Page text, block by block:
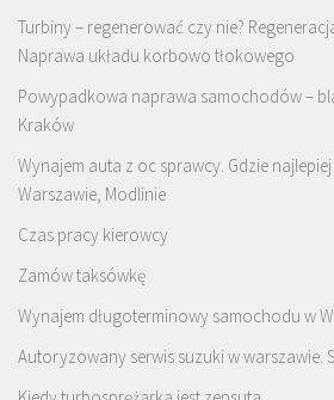
Turbiny – regenerować czy nie?
Naprawa układu korbowo tłokowego
Powypadkowa naprawa samochodów –
Kraków
Wynajem auta z oc sprawcy. Gdzie
Warszawie, Modlinie
Czas pracy kierowcy
Zamów taksówkę
Wynajem długoterminowy samochodu w
Autoryzowany serwis suzuki w warszawie.